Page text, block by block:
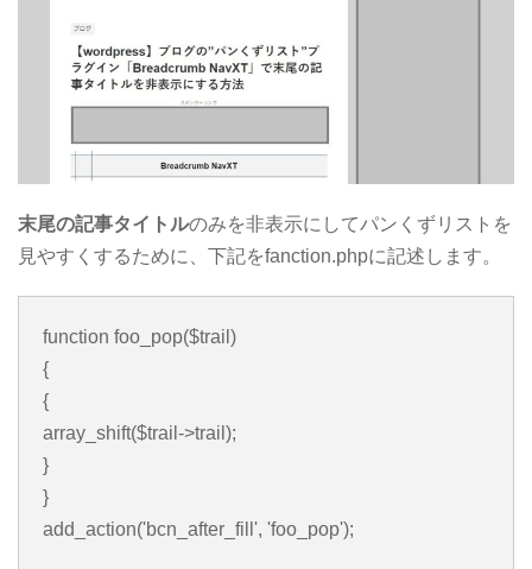
末尾の記事タイトルのみを非表示にしてパンくずリストを
見やすくするために、下記をfanction.phpに記述します。
function foo_pop($trail)
{
{
array_shift($trail->trail);
}
}
add_action('bcn_after_fill', 'foo_pop');